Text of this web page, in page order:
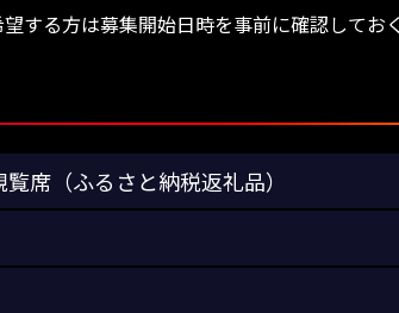
る方は募集開始日時を事前に確認してお
席（ふるさと納税返礼品）